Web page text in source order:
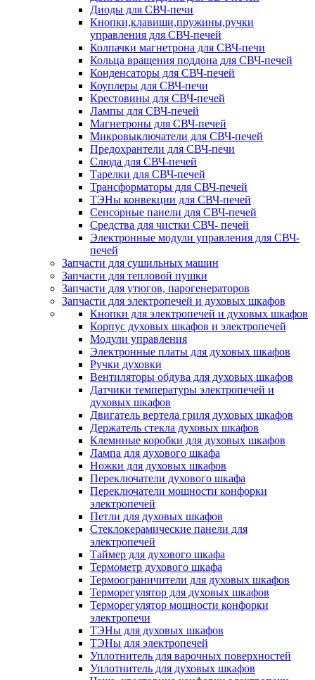
Диоды для СВЧ-печи
Кнопки,клавиши,пружины,ручки
управления для СВЧ-печей
Колпачки магнетрона для СВЧ-печи
Кольца вращения поддона для СВЧ-печей
Конденсаторы для СВЧ-печей
Коуплеры для СВЧ-печи
Крестовины для СВЧ-печей
Лампы для СВЧ-печей
Магнетроны для СВЧ-печей
Микровыключатели для СВЧ-печей
Предохрантели для СВЧ-печи
Слюда для СВЧ-печей
Тарелки для СВЧ-печей
Трансформаторы для СВЧ-печей
ТЭНы конвекции для СВЧ-печей
Сенсорные панели для СВЧ-печей
Средства для чистки СВЧ- печей
Электронные модули управления для СВЧ-
печей
Запчасти для сушильных машин
Запчасти для тепловой пушки
Запчасти для утюгов, парогенераторов
Запчасти для электропечей и духовых шкафов
Кнопки для электропечей и духовых шкафов
Корпус духовых шкафов и электропечей
Модули управления
Электронные платы для духовых шкафов
Ручки духовки
Вентиляторы обдува для духовых шкафов
Датчики температуры электропечей и
духовых шкафов
Двигатель вертела гриля духовых шкафов
Держатель стекла духовых шкафов
Клемнные коробки для духовых шкафов
Лампа для духового шкафа
Ножки для духовых шкафов
Переключатели духового шкафа
Переключатели мощности конфорки
электропечей
Петли для духовых шкафов
Стеклокерамические панели для
электропечей
Таймер для духового шкафа
Термометр духового шкафа
Термоограничители для духовых шкафов
Терморегулятор для духовых шкафов
Терморегулятор мощности конфорки
электропечи
ТЭНы для духовых шкафов
ТЭНы для электропечей
Уплотнитель для варочных поверхностей
Уплотнитель для духовых шкафов